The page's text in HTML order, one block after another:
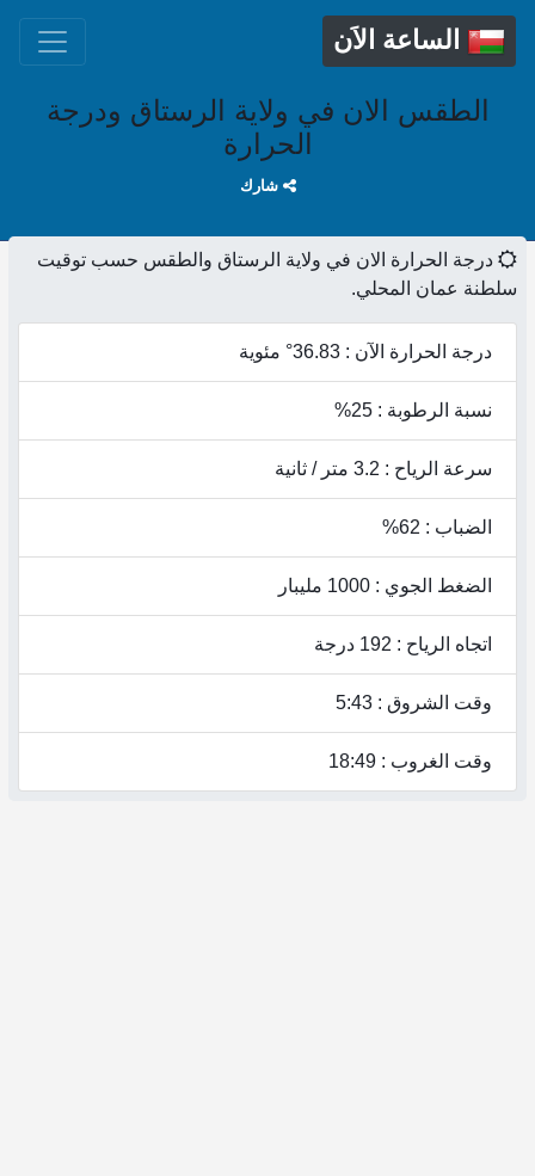
الساعة الاَن
الطقس الان في ولاية الرستاق ودرجة
الحرارة
شارك
درجة الحرارة الان في ولاية الرستاق والطقس حسب توقيت
سلطنة عمان المحلي.
درجة الحرارة الآن : 36.83° مئوية
نسبة الرطوبة : 25%
سرعة الرياح : 3.2 متر / ثانية
الضباب : 62%
الضغط الجوي : 1000 مليبار
اتجاه الرياح : 192 درجة
وقت الشروق : 5:43
وقت الغروب : 18:49